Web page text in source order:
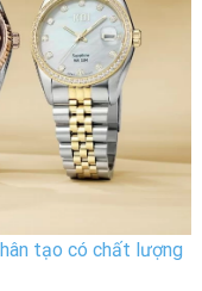
tạo có chất lượng